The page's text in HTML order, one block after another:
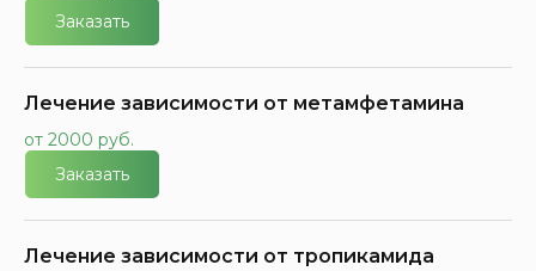
Заказать
Лечение зависимости от метамфетамина
от 2000 руб.
Заказать
Лечение зависимости от тропикамида